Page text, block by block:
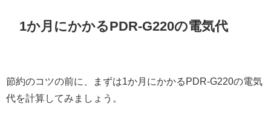
1か月にかかるPDR-G220の電気代
節約のコツの前に、まずは1か月にかかるPDR-G220の電気
代を計算してみましょう。